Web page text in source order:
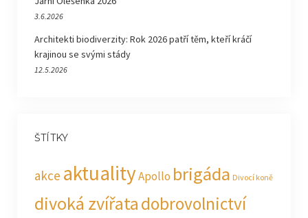
3.6.2026
Architekti biodiverzity: Rok 2026 patří těm, kteří kráčí
krajinou se svými stády
12.5.2026
ŠTÍTKY
akce aktualityApollo brigáda Divocí koně
divoká zvířatadobrovolnictví